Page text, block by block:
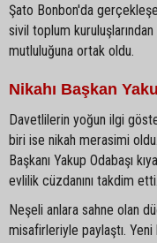
Şato Bonbon'da
sivil toplum
mutluluğuna ortak oldu.
Nikahı Başkan
Davetlilerin yoğun ilgi
biri ise nikah merasimi
Başkanı Yakup Odabaşı
evlilik cüzdanını takdim etti.
Neşeli anlara sahne olan
misafirleriyle paylaştı.